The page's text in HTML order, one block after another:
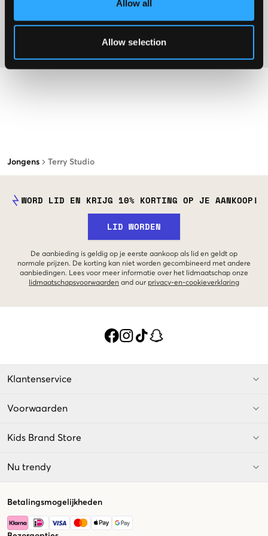
Allow all
Allow selection
Jongens Terry Studio
WORD LID EN KRIJG 10% KORTING OP JE AANKOOP!
LID WORDEN
De aanbieding is geldig op je eerste aankoop als lid en geldt op
normale prijzen. De korting kan niet worden gecombineerd met andere
aanbiedingen. Lees voor meer informatie over het lidmaatschap onze
lidmaatschapsvoorwaarden and our privacy-en-cookieverklaring
Klantenservice
Voorwaarden
Kids Brand Store
Nu trendy
Betalingsmogelijkheden